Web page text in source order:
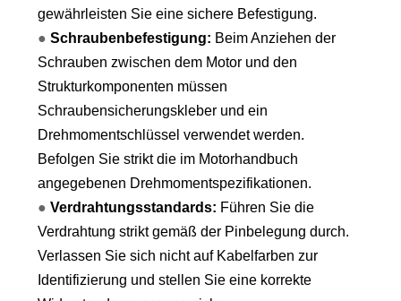
gewährleisten Sie eine sichere Befestigung.
● Schraubenbefestigung: Beim Anziehen der
Schrauben zwischen dem Motor und den
Strukturkomponenten müssen
Schraubensicherungskleber und ein
Drehmomentschlüssel verwendet werden.
Befolgen Sie strikt die im Motorhandbuch
angegebenen Drehmomentspezifikationen.
● Verdrahtungsstandards: Führen Sie die
Verdrahtung strikt gemäß der Pinbelegung durch.
Verlassen Sie sich nicht auf Kabelfarben zur
Identifizierung und stellen Sie eine korrekte